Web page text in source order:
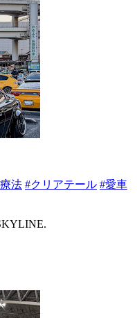
法 #クリアテール #愛車